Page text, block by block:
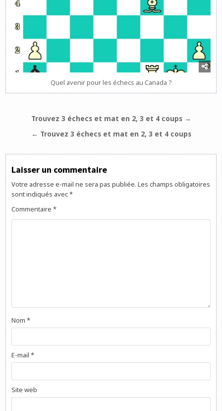
Quel avenir pour les échecs au Canada ?
Navigation
Trouvez 3 échecs et mat en 2, 3 et 4 coups →
← Trouvez 3 échecs et mat en 2, 3 et 4 coups
Laisser un commentaire
Votre adresse e-mail ne sera pas publiée. Les champs obligatoires
sont indiqués avec*
Commentaire*
Nom*
E-mail*
Site web